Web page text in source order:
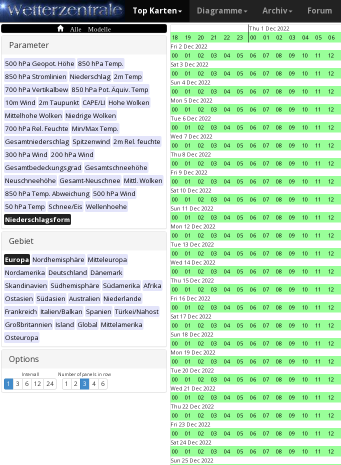
Top Karten Diagramme Archiv Forum
Alle Modelle
Parameter
500 hPa Geopot. Höhe 850 hPa Temp.
850 hPa Stromlinien Niederschlag 2m Temp
700 hPa Vertikalbew 850 hPa Pot. Äquiv. Temp
10m Wind 2m Taupunkt CAPE/LI Hohe Wolken
Mittelhohe Wolken Niedrige Wolken
700 hPa Rel. Feuchte Min/Max Temp.
Gesamtniederschlag Spitzenwind 2m Rel. feuchte
300 hPa Wind 200 hPa Wind
Gesamtbedeckungsgrad Gesamtschneehöhe
Neuschneehöhe Gesamt-Neuschnee Mittl. Wolken
850 hPa Temp. Abweichung 500 hPa Wind
50 hPa Temp Schnee/Eis Wellenhoehe
Niederschlagsform
Gebiet
Europa Nordhemisphäre Mitteleuropa
Nordamerika Deutschland Dänemark
Skandinavien Südhemisphäre Südamerika Afrika
Ostasien Südasien Australien Niederlande
Frankreich Italien/Balkan Spanien Türkei/Nahost
Großbritannien Island Global Mittelamerika
Osteuropa
Options
Intervall
1 3 6 12 24
Number of panels in row
1 2 3 4 6
18 19 20 21 22 23
Thu 1 Dec 2022
00
01 02 03 04 05 06
Fri 2 Dec 2022
00
01 02 03 04 05 06 07 08 09 10 11 12
Sat 3 Dec 2022
00
01 02 03 04 05 06 07 08 09 10 11 12
Sun 4 Dec 2022
00
01 02 03 04 05 06 07 08 09 10 11 12
Mon 5 Dec 2022
00
01 02 03 04 05 06 07 08 09 10 11 12
Tue 6 Dec 2022
00
01 02 03 04 05 06 07 08 09 10 11 12
Wed 7 Dec 2022
00
01 02 03 04 05 06 07 08 09 10 11 12
Thu 8 Dec 2022
00
01 02 03 04 05 06 07 08 09 10 11 12
Fri 9 Dec 2022
00
01 02 03 04 05 06 07 08 09 10 11 12
Sat 10 Dec 2022
00
01 02 03 04 05 06 07 08 09 10 11 12
Sun 11 Dec 2022
00
01 02 03 04 05 06 07 08 09 10 11 12
Mon 12 Dec 2022
00
01 02 03 04 05 06 07 08 09 10 11 12
Tue 13 Dec 2022
00
01 02 03 04 05 06 07 08 09 10 11 12
Wed 14 Dec 2022
00
01 02 03 04 05 06 07 08 09 10 11 12
Thu 15 Dec 2022
00
01 02 03 04 05 06 07 08 09 10 11 12
Fri 16 Dec 2022
00
01 02 03 04 05 06 07 08 09 10 11 12
Sat 17 Dec 2022
00
01 02 03 04 05 06 07 08 09 10 11 12
Sun 18 Dec 2022
00
01 02 03 04 05 06 07 08 09 10 11 12
Mon 19 Dec 2022
00
01 02 03 04 05 06 07 08 09 10 11 12
Tue 20 Dec 2022
00
01 02 03 04 05 06 07 08 09 10 11 12
Wed 21 Dec 2022
00
01 02 03 04 05 06 07 08 09 10 11 12
Thu 22 Dec 2022
00
01 02 03 04 05 06 07 08 09 10 11 12
Fri 23 Dec 2022
00
01 02 03 04 05 06 07 08 09 10 11 12
Sat 24 Dec 2022
00
01 02 03 04 05 06 07 08 09 10 11 12
Sun 25 Dec 2022